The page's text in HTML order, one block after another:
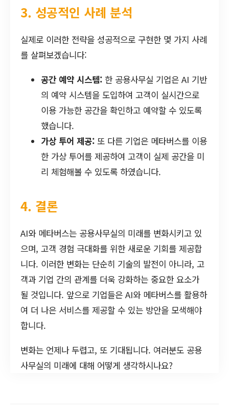
3. 성공적인 사례 분석
실제로 이러한 전략을 성공적으로 구현한 몇 가지 사례
를 살펴보겠습니다:
공간 예약 시스템: 한 공용사무실 기업은 AI 기반
의 예약 시스템을 도입하여 고객이 실시간으로
이용 가능한 공간을 확인하고 예약할 수 있도록
했습니다.
가상 투어 제공: 또 다른 기업은 메타버스를 이용
한 가상 투어를 제공하여 고객이 실제 공간을 미
리 체험해볼 수 있도록 하였습니다.
4. 결론
AI와 메타버스는 공용사무실의 미래를 변화시키고 있
으며, 고객 경험 극대화를 위한 새로운 기회를 제공합
니다. 이러한 변화는 단순히 기술의 발전이 아니라, 고
객과 기업 간의 관계를 더욱 강화하는 중요한 요소가
될 것입니다. 앞으로 기업들은 AI와 메타버스를 활용하
여 더 나은 서비스를 제공할 수 있는 방안을 모색해야
합니다.
변화는 언제나 두렵고, 또 기대됩니다. 여러분도 공용
사무실의 미래에 대해 어떻게 생각하시나요?